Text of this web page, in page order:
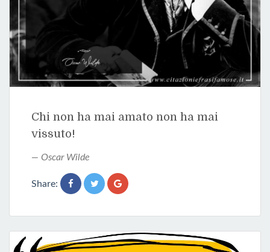
Chi non ha mai amato non ha mai
vissuto!
Oscar Wilde
Share: